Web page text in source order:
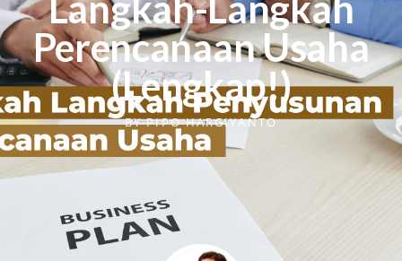
Perencanaan Usaha
(Lengkap!)
BYPIPO HARGIYANTO